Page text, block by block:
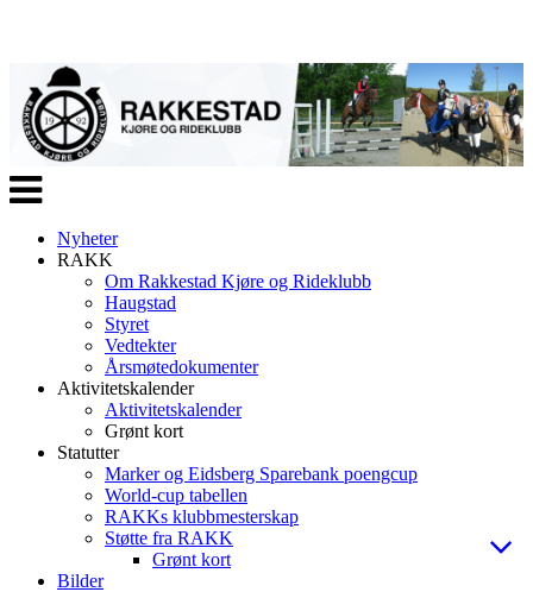
Veksle
navigasjon
Nyheter
RAKK
Om Rakkestad Kjøre og Rideklubb
Haugstad
Styret
Vedtekter
Årsmøtedokumenter
Aktivitetskalender
Aktivitetskalender
Grønt kort
Statutter
Marker og Eidsberg Sparebank poengcup
World-cup tabellen
RAKKs klubbmesterskap
Støtte fra RAKK
Grønt kort
Bilder